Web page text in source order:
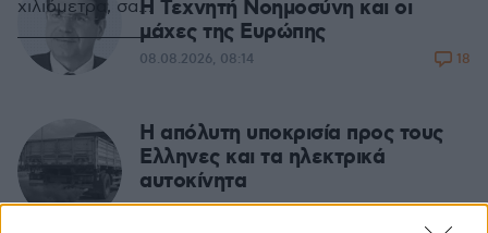
H Τεχνητή Νοημοσύνη και οι
μάχες της Ευρώπης
08.08.2026, 08:14 18
Η απόλυτη υποκρισία προς τους
Ελληνες και τα ηλεκτρικά
αυτοκίνητα
07.08.2026, 14:08
χιλιόμετρα, σαν
περιφερειακή
ενότητα,
περιλαμβάνει
Ελευσίνας,
Ασπροπύργου,
Φυλής,
Μάνδρας -